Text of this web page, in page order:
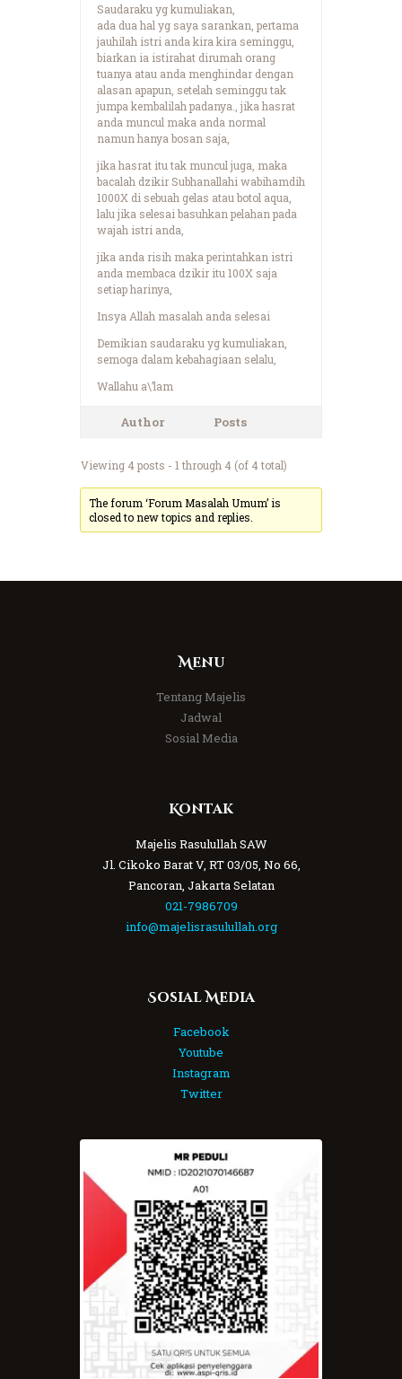
Saudaraku yg kumuliakan,
ada dua hal yg saya sarankan, pertama
jauhilah istri anda kira kira seminggu,
biarkan ia istirahat dirumah orang
tuanya atau anda menghindar dengan
alasan apapun, setelah seminggu tak
jumpa kembalilah padanya., jika hasrat
anda muncul maka anda normal
namun hanya bosan saja,
jika hasrat itu tak muncul juga, maka
bacalah dzikir Subhanallahi wabihamdih
1000X di sebuah gelas atau botol aqua,
lalu jika selesai basuhkan pelahan pada
wajah istri anda,
jika anda risih maka perintahkan istri
anda membaca dzikir itu 100X saja
setiap harinya,
Insya Allah masalah anda selesai
Demikian saudaraku yg kumuliakan,
semoga dalam kebahagiaan selalu,
Wallahu a\’lam
Author Posts
Viewing 4 posts - 1 through 4 (of 4 total)
The forum ‘Forum Masalah Umum’ is
closed to new topics and replies.
Menu
Tentang Majelis
Jadwal
Sosial Media
Kontak
Majelis Rasulullah SAW
Jl. Cikoko Barat V, RT 03/05, No 66,
Pancoran, Jakarta Selatan
021-7986709
info@majelisrasulullah.org
Sosial Media
Facebook
Youtube
Instagram
Twitter